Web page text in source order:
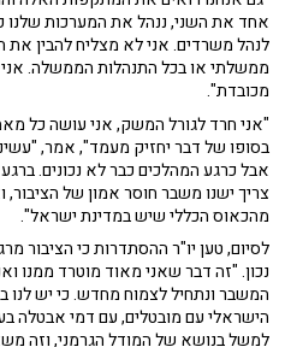
אחד את השני, ננהל את המערכות שלנו
לנהל משרדים. אני לא מצליח להבין
ממשלתי או בכל התנהלות הממשלה.
מכובדת".
"אני חרד לגורל המשק, אני עושה כל
בסופו של דבר יחזיק מעמד", אמר,
אבל כרגע המהלכים כבר לא נכונים.
צריך ישנו משבר חוסר אמון של הציבור,
מהכאוס הכללי שיש במדינת ישראל".
לסיום, טען יו"ר ההסתדרות כי הציבור
נכון. "זה דבר שאני מאוד מוטרד ממנו
המשבר ונתחיל לצמוח מחדש. כי יש
הישראלי עם מובטלים, עם דמי אבטלה
למשל בנושא של המודל הגרמני, וזה